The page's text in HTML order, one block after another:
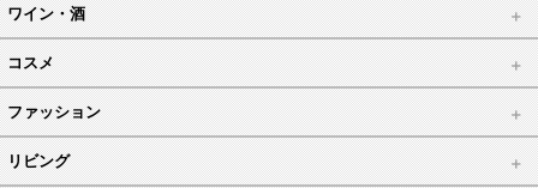
ワイン・酒
コスメ
ファッション
リビング